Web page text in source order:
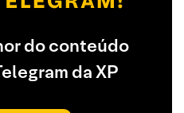
do conteúdo
da XP